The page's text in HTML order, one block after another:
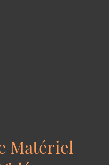
Matériel